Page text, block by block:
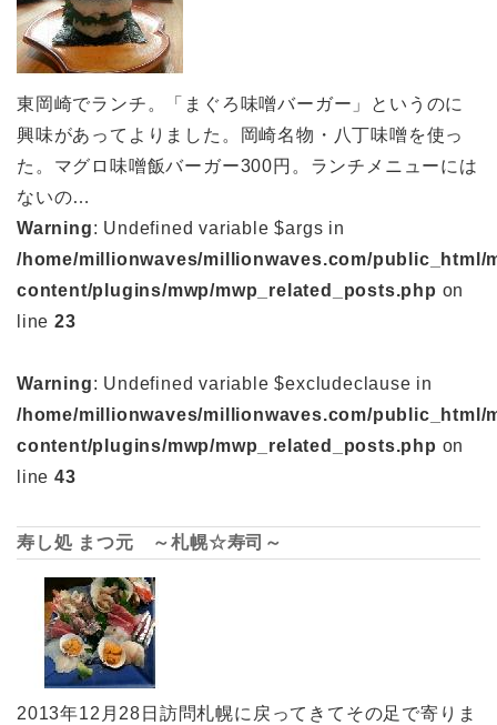
東岡崎でランチ。「まぐろ味噌バーガー」というのに
興味があってよりました。岡崎名物・八丁味噌を使っ
た。マグロ味噌飯バーガー300円。ランチメニューには
ないの…
Warning: Undefined variable $args in
/home/millionwaves/millionwaves.com/public_html/
content/plugins/mwp/mwp_related_posts.php on
line 23
Warning: Undefined variable $excludeclause in
/home/millionwaves/millionwaves.com/public_html/
content/plugins/mwp/mwp_related_posts.php on
line 43
寿し処 まつ元 ～札幌☆寿司～
2013年12月28日訪問札幌に戻ってきてその足で寄りま